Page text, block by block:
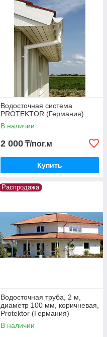
Водосточная система
PROTEKTOR (Германия)
В наличии
2 000 ₸/пог.м
Купить
Распродажа
Водосточная труба, 2 м,
диаметр 100 мм, коричневая,
Protektor (Германия)
В наличии